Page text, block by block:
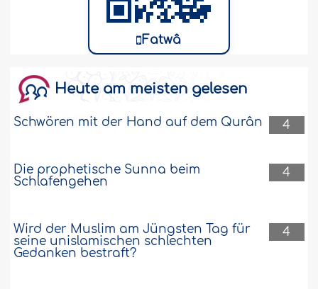
Fatwâ
Heute am meisten gelesen
4
Schwören mit der Hand auf dem Qurân
4
Die prophetische Sunna beim
Schlafengehen
4
Wird der Muslim am Jüngsten Tag für
seine unislamischen schlechten
Gedanken bestraft?